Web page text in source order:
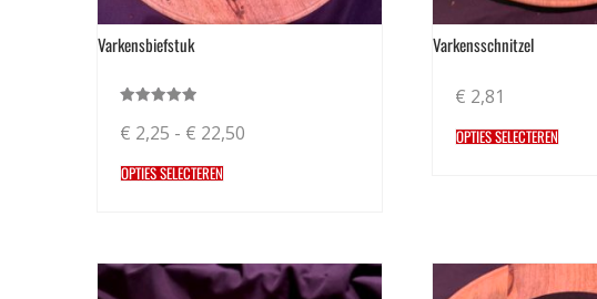
Varkensbiefstuk
5.00
uit 5
€ 2,25 - € 22,50
OPTIES SELECTEREN
Varkensschnitzel
€ 2,81
OPTIES SELECTEREN